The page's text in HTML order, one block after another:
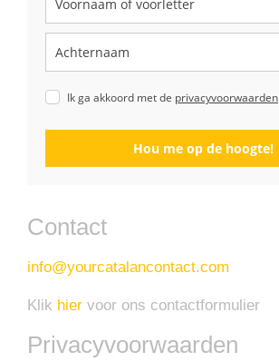
Ik ga akkoord met de privacyvoorwaarden
Hou me op de hoogte!
Contact
info@yourcatalancontact.com
Klik hier voor ons contactformulier
Privacyvoorwaarden